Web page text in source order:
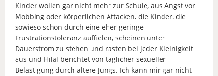
Kinder wollen gar nicht mehr zur Schule, aus Angst vor
Mobbing oder körperlichen Attacken, die Kinder, die
sowieso schon durch eine eher geringe
Frustrationstoleranz auffielen, scheinen unter
Dauerstrom zu stehen und rasten bei jeder Kleinigkeit
aus und Hilal berichtet von täglicher sexueller
Belästigung durch ältere Jungs. Ich kann mir gar nicht